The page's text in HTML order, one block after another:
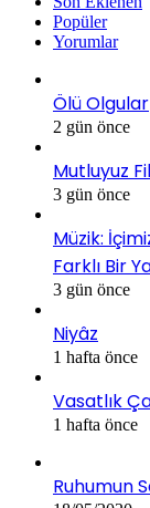
Popüler
Yorumlar
Ölü Olgular
2 gün önce
Mutluyuz
3 gün önce
Müzik:
Farklı Bir
3 gün önce
Niyâz
1 hafta önce
Vasatlık
1 hafta önce
Ruhumun